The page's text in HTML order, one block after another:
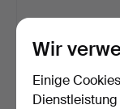
1958). „Herskind
Beendet 1. Jan 2026
2 Gebote
78 USD
Wir
Einige